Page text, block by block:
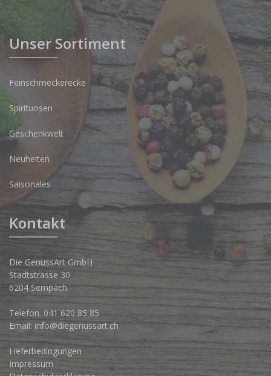
Unser Sortiment
Feinschmeckerecke
Spirituosen
Geschenkwelt
Neuheiten
Saisonales
Kontakt
Die GenussArt GmbH
Stadtstrasse 30
6204 Sempach
Telefon: 041 620 85 85
Email: info@diegenussart.ch
Lieferbedingungen
Impressum